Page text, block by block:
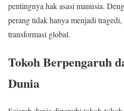
pentingnya hak asasi manusia.
perang tidak hanya menjadi
transformasi global.
Tokoh Berpengaruh
Dunia